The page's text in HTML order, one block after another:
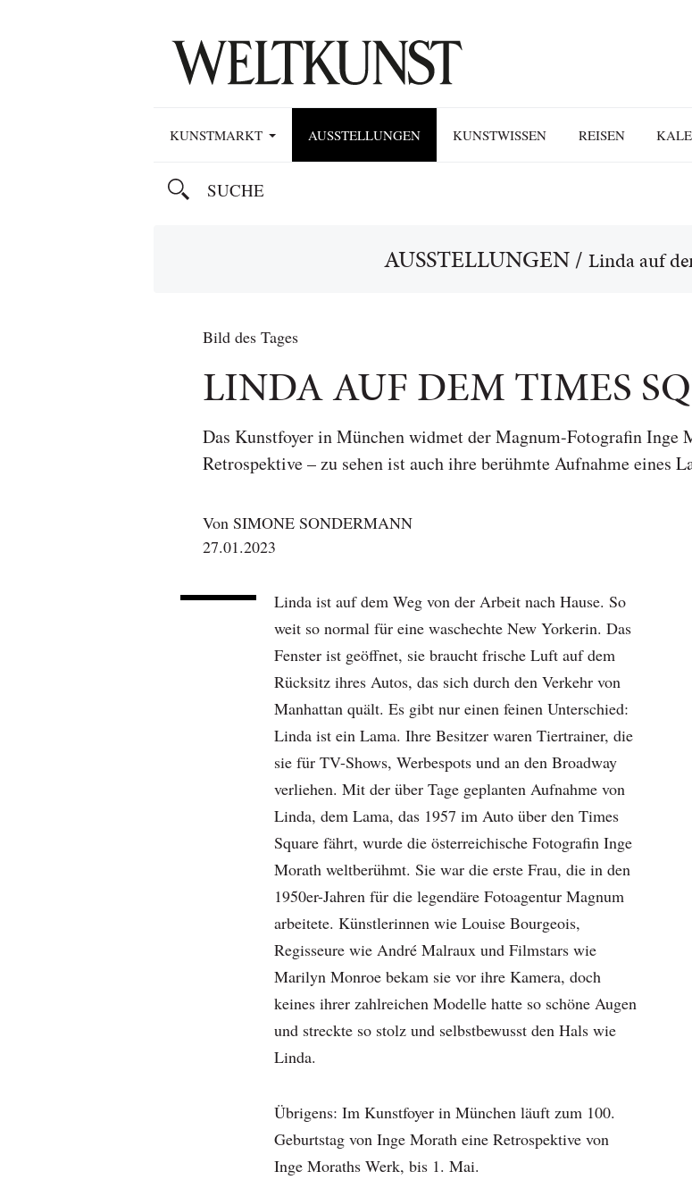
KUNSTMARKT AUSSTELLUNGEN KUNSTWISSEN REISEN
AUSSTELLUNGEN/ Linda auf
Bild des Tages
LINDA AUF DEM TIMES
Das Kunstfoyer in München widmet der Magnum-Fotografin Inge
Retrospektive – zu sehen ist auch ihre berühmte Aufnahme eines
Von SIMONE SONDERMANN
27.01.2023
Linda ist auf dem Weg von der Arbeit nach Hause. So
weit so normal für eine waschechte New Yorkerin. Das
Fenster ist geöffnet, sie braucht frische Luft auf dem
Rücksitz ihres Autos, das sich durch den Verkehr von
Manhattan quält. Es gibt nur einen feinen Unterschied:
Linda ist ein Lama. Ihre Besitzer waren Tiertrainer, die
sie für TV-Shows, Werbespots und an den Broadway
verliehen. Mit der über Tage geplanten Aufnahme von
Linda, dem Lama, das 1957 im Auto über den Times
Square fährt, wurde die österreichische Fotografin Inge
Morath weltberühmt. Sie war die erste Frau, die in den
1950er-Jahren für die legendäre Fotoagentur Magnum
arbeitete. Künstlerinnen wie Louise Bourgeois,
Regisseure wie André Malraux und Filmstars wie
Marilyn Monroe bekam sie vor ihre Kamera, doch
keines ihrer zahlreichen Modelle hatte so schöne Augen
und streckte so stolz und selbstbewusst den Hals wie
Linda.
Übrigens: Im Kunstfoyer in München läuft zum 100.
Geburtstag von Inge Morath eine Retrospektive von
Inge Moraths Werk, bis 1. Mai.